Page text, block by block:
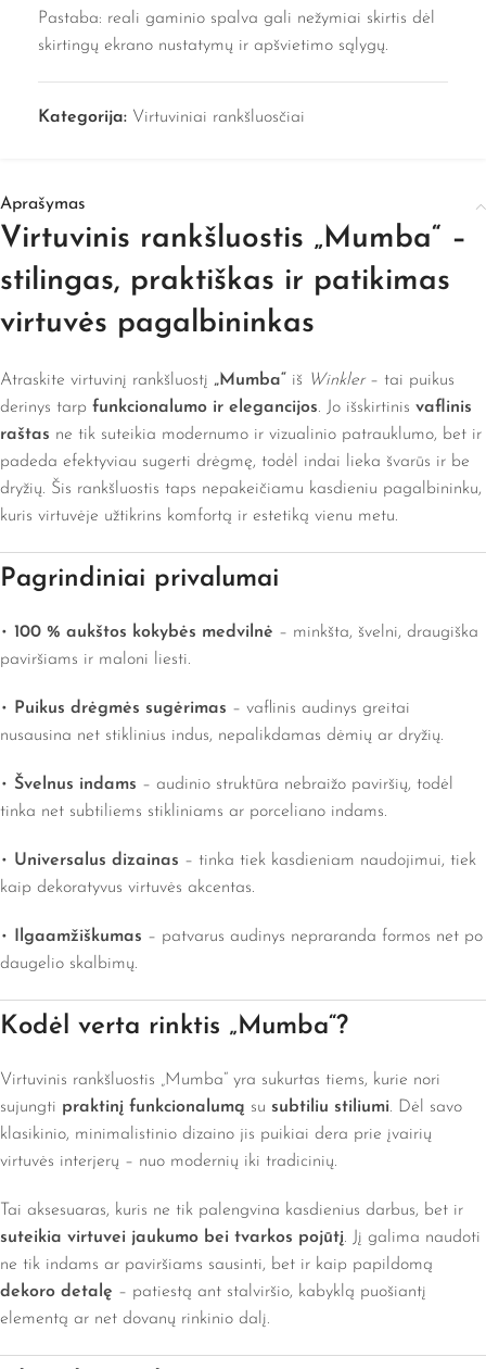
Pastaba: reali gaminio spalva gali nežymiai skirtis dėl
skirtingų ekrano nustatymų ir apšvietimo sąlygų.
Kategorija: Virtuviniai rankšluosčiai
Aprašymas
Virtuvinis rankšluostis „Mumba“ –
stilingas, praktiškas ir patikimas
virtuvės pagalbininkas
Atraskite virtuvinį rankšluostį „Mumba“ iš Winkler– tai puikus
derinys tarp funkcionalumo ir elegancijos. Jo išskirtinis vaflinis
raštas ne tik suteikia modernumo ir vizualinio patrauklumo, bet ir
padeda efektyviau sugerti drėgmę, todėl indai lieka švarūs ir be
dryžių. Šis rankšluostis taps nepakeičiamu kasdieniu pagalbininku,
kuris virtuvėje užtikrins komfortą ir estetiką vienu metu.
Pagrindiniai privalumai
• 100 % aukštos kokybės medvilnė – minkšta, švelni, draugiška
paviršiams ir maloni liesti.
• Puikus drėgmės sugėrimas – vaflinis audinys greitai
nusausina net stiklinius indus, nepalikdamas dėmių ar dryžių.
• Švelnus indams – audinio struktūra nebraižo paviršių, todėl
tinka net subtiliems stikliniams ar porceliano indams.
• Universalus dizainas – tinka tiek kasdieniam naudojimui, tiek
kaip dekoratyvus virtuvės akcentas.
• Ilgaamžiškumas – patvarus audinys nepraranda formos net po
daugelio skalbimų.
Kodėl verta rinktis „Mumba“?
Virtuvinis rankšluostis „Mumba“ yra sukurtas tiems, kurie nori
sujungti praktinį funkcionalumą su subtiliu stiliumi. Dėl savo
klasikinio, minimalistinio dizaino jis puikiai dera prie įvairių
virtuvės interjerų – nuo modernių iki tradicinių.
Tai aksesuaras, kuris ne tik palengvina kasdienius darbus, bet ir
suteikia virtuvei jaukumo bei tvarkos pojūtį. Jį galima naudoti
ne tik indams ar paviršiams sausinti, bet ir kaip papildomą
dekoro detalę – patiestą ant stalviršio, kabyklą puošiantį
elementą ar net dovanų rinkinio dalį.